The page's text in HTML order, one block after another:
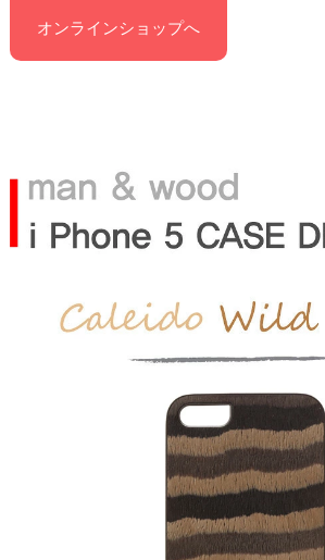
オンラインショップへ